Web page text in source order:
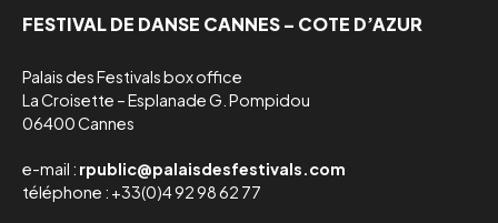
FESTIVAL DE DANSE CANNES – COTE D’AZUR
Palais des Festivals box office
La Croisette – Esplanade G. Pompidou
06400 Cannes
e-mail : rpublic@palaisdesfestivals.com
téléphone : +33(0)4 92 98 62 77